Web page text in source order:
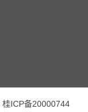
桂ICP备20000744